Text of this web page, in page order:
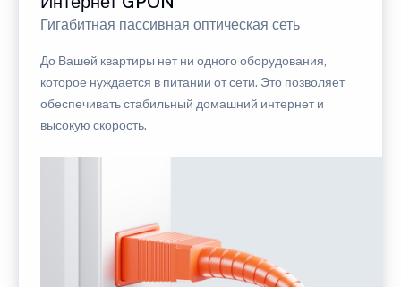
Гигабитная пассивная оптическая сеть
До Вашей квартиры нет ни одного оборудования,
которое нуждается в питании от сети. Это позволяет
обеспечивать стабильный домашний интернет и
высокую скорость.